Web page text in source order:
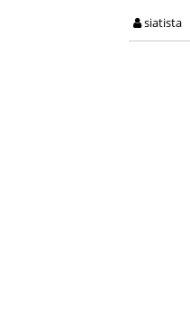
siatista